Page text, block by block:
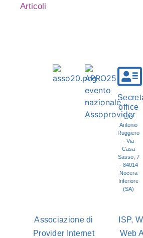
Articoli
office
C/O
Antonio
Ruggiero
- Via
Casa
Sasso, 7
- 84014
Nocera
Inferiore
(SA)
Associazione di
Provider Internet
ISP,
Web